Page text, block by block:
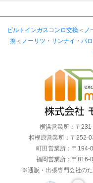
ビルトインガスコンロ交換 ＜ ノ
換 ＜ ノーリツ ・ リンナイ ・ パ
横浜営業所：〒
相模原営業所：〒252-
町田営業所：〒194-
福岡営業所：〒816-
※通販・出張専門会社のた